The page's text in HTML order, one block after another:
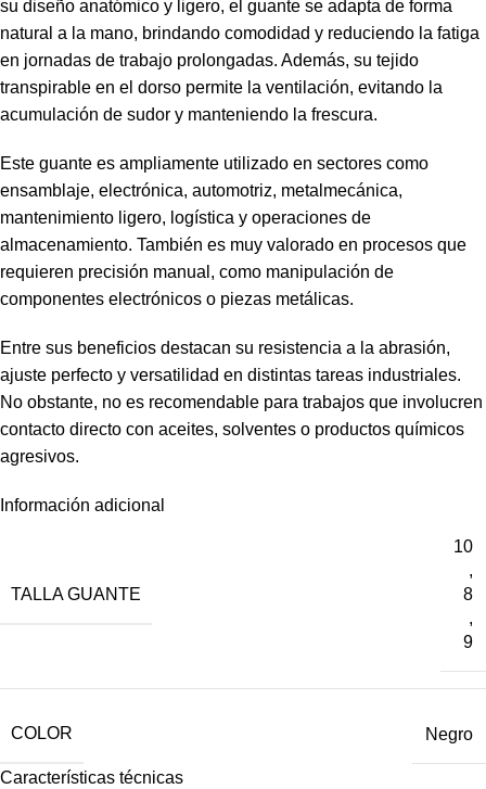
su diseño anatómico y ligero, el guante se adapta de forma
natural a la mano, brindando comodidad y reduciendo la fatiga
en jornadas de trabajo prolongadas. Además, su tejido
transpirable en el dorso permite la ventilación, evitando la
acumulación de sudor y manteniendo la frescura.
Este guante es ampliamente utilizado en sectores como
ensamblaje, electrónica, automotriz, metalmecánica,
mantenimiento ligero, logística y operaciones de
almacenamiento. También es muy valorado en procesos que
requieren precisión manual, como manipulación de
componentes electrónicos o piezas metálicas.
Entre sus beneficios destacan su resistencia a la abrasión,
ajuste perfecto y versatilidad en distintas tareas industriales.
No obstante, no es recomendable para trabajos que involucren
contacto directo con aceites, solventes o productos químicos
agresivos.
Información adicional
TALLA GUANTE
10
,
8
,
9
COLOR Negro
Características técnicas